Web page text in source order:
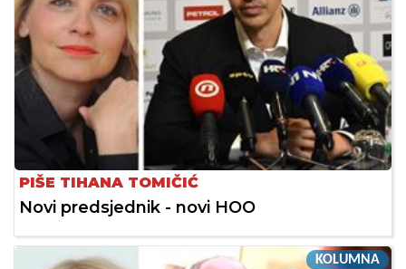
PIŠE TIHANA TOMIČIĆ
Novi predsjednik - novi HOO
KOLUMNA